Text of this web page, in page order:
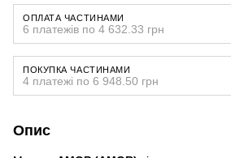
ОПЛАТА ЧАСТИНАМИ
6 платежів по 4 632.33 грн
ПОКУПКА ЧАСТИНАМИ
4 платежі по 6 948.50 грн
Опис